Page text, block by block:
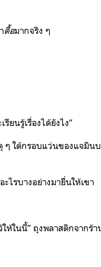
ดื้อมากจริง ๆ
ยนรู้เรื่องได้ยังไง”
ๆ ใต้กรอบแว่นของแจมิน
ไรบางอย่างมายื่นให้เขา
ในนี้” ถุงพลาสติกจากร้